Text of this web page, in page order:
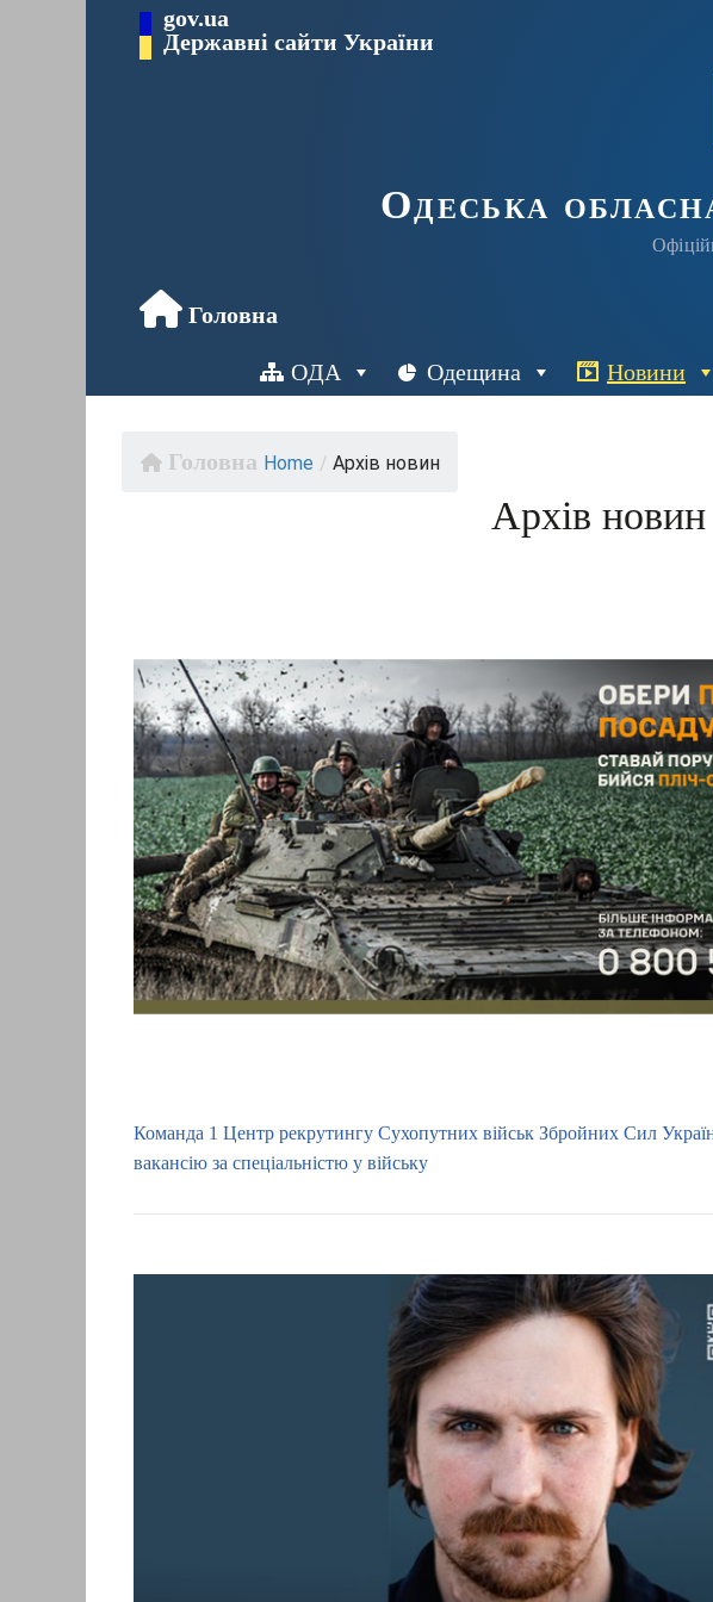
gov.ua
Державні сайти України
Одеська
OДА Одещина Новини
Home / Архів новин
Архів новин
Команда 1 Центр рекрутингу Сухопутних військ Збройних Сил
вакансію за спеціальністю у війську